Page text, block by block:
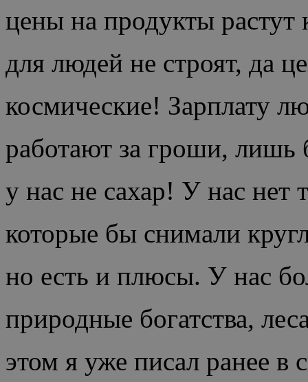
цены на продукты
для людей не строят, да
космические! Зарплату
работают за гроши, лишь
у нас не сахар! У нас нет
которые бы снимали
но есть и плюсы. У нас
природные богатства,
этом я уже писал ранее в